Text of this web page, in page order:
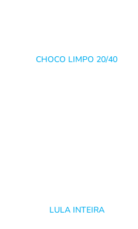
CHOCO LIMPO 20/40
LULA INTEIRA